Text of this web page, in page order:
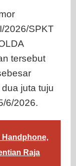
2026/SPKT
tersebut
juta tuju
6/2026.
Handphone,
Raja